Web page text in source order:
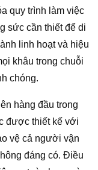
quy trình làm việc
sức cần thiết để di
linh hoạt và hiệu
khâu trong chuỗi
chóng.
hàng đầu trong
được thiết kế với
vệ cả người vận
đáng có. Điều